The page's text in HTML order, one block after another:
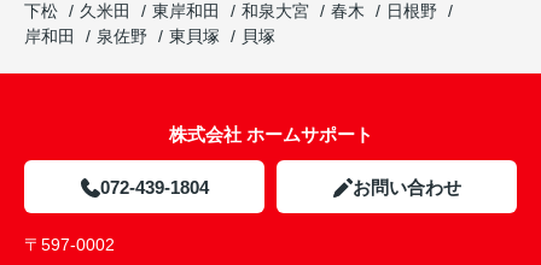
下松
久米田 東岸和田 和泉大宮 春木
日根野
岸和田
泉佐野 東貝塚 貝塚
株式会社 ホームサポート
072-439-1804 お問い合わせ
〒597-0002